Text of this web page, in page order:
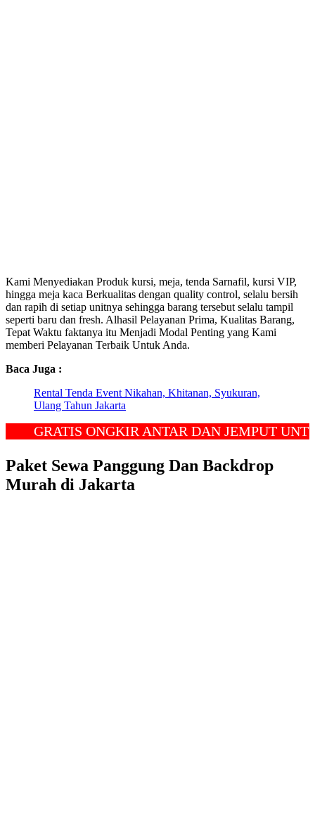
Kami Menyediakan Produk kursi, meja, tenda Sarnafil, kursi VIP,
hingga meja kaca Berkualitas dengan quality control, selalu bersih
dan rapih di setiap unitnya sehingga barang tersebut selalu tampil
seperti baru dan fresh. Alhasil Pelayanan Prima, Kualitas Barang,
Tepat Waktu faktanya itu Menjadi Modal Penting yang Kami
memberi Pelayanan Terbaik Untuk Anda.
Baca Juga :
Rental Tenda Event Nikahan, Khitanan, Syukuran,
Ulang Tahun Jakarta
GRATIS ONGKIR ANTAR DAN JEMPUT UNTUK
Paket Sewa Panggung Dan Backdrop
Murah di Jakarta